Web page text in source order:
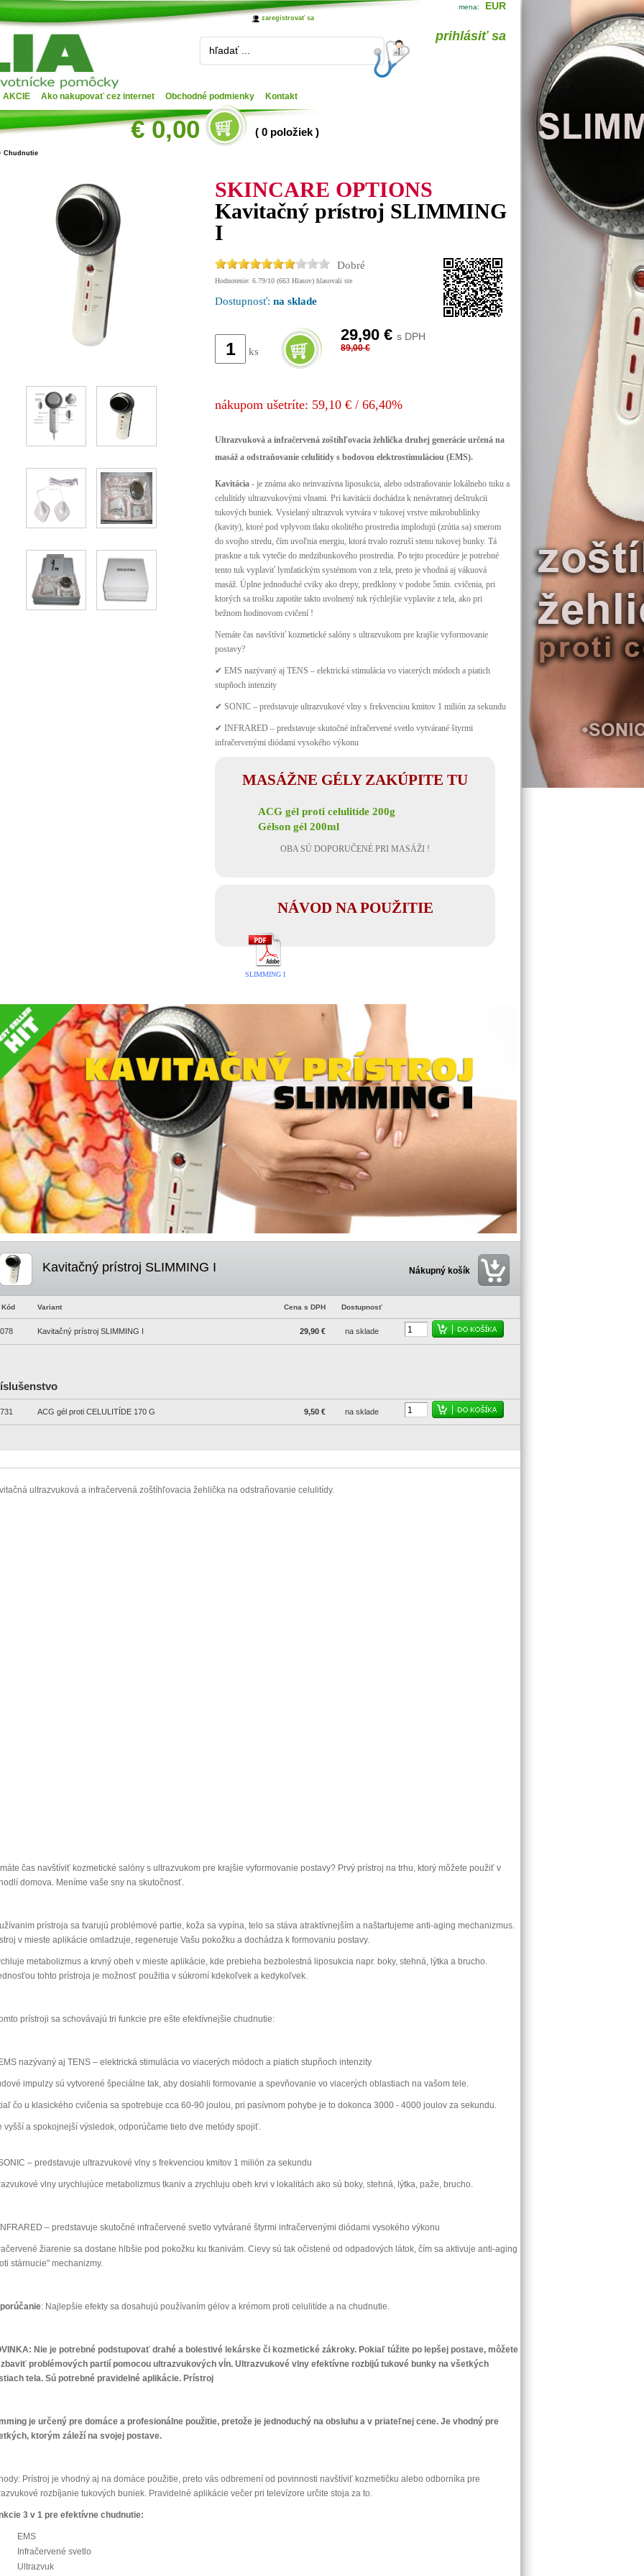
zaregistrovať sa
mena: EUR
prihlásiť sa
AKCIE Ako nakupovať cez internet Obchodné podmienky Kontakt
€ 0,00 ( 0 položiek )
hľadať ...
Chudnutie
SKINCARE OPTIONS
Kavitačný prístroj SLIMMING
I
Dobré
Hodnotenie: 6.79/10 (663 Hlasov) hlasovali ste
Dostupnosť: na sklade
ks
29,90 € s DPH
89,00 €
nákupom ušetríte: 59,10 € / 66,40%
Ultrazvuková a infračervená zoštíhľovacia žehlička druhej generácie určená na
masáž a odstraňovanie celulitídy s bodovou elektrostimuláciou (EMS).
Kavitácia - je známa ako neinvazívna liposukcia, alebo odstraňovanie lokálneho tuku a
celulitídy ultrazvukovými vlnami. Pri kavitácii dochádza k nenávratnej deštrukcii
tukových buniek. Vysielaný ultrazvuk vytvára v tukovej vrstve mikrobublinky
(kavity), ktoré pod vplyvom tlaku okolitého prostredia implodujú (zrútia sa) smerom
do svojho stredu, čím uvoľnia energiu, ktorá trvalo rozruší stenu tukovej bunky. Tá
praskne a tuk vytečie do medzibunkového prostredia. Po tejto procedúre je potrebné
tento tuk vyplaviť lymfatickým systémom von z tela, preto je vhodná aj vákuová
masáž. Úplne jednoduché cviky ako drepy, predklony v podobe 5min. cvičenia, pri
ktorých sa trošku zapotíte takto uvolnený tuk rýchlejšie vyplavíte z tela, ako pri
bežnom hodinovom cvičení !
Nemáte čas navštíviť kozmetické salóny s ultrazvukom pre krajšie vyformovanie
postavy?
✔ EMS nazývaný aj TENS – elektrická stimulácia vo viacerých módoch a piatich
stupňoch intenzity
✔ SONIC – predstavuje ultrazvukové vlny s frekvenciou kmitov 1 milión za sekundu
✔ INFRARED – predstavuje skutočné infračervené svetlo vytvárané štyrmi
infračervenými diódami vysokého výkonu
MASÁŽNE GÉLY ZAKÚPITE TU
ACG gél proti celulitíde 200g
Gélson gél 200ml
OBA SÚ DOPORUČENÉ PRI MASÁŽI !
NÁVOD NA POUŽITIE
SLIMMING I
Kavitačný prístroj SLIMMING I Nákupný košík
Kód Variant Cena s DPH Dostupnosť
Kavitačný prístroj SLIMMING I 29,90 € na sklade
ACG gél proti CELULITÍDE 170 G 9,50 € na sklade
ultrazvuková a infračervená zoštíhľovacia žehlička na odstraňovanie celulitídy.
čas navštíviť kozmetické salóny s ultrazvukom pre krajšie vyformovanie postavy? Prvý prístroj na trhu, ktorý môžete použiť v
domova. Meníme vaše sny na skutočnosť.
prístroja sa tvarujú problémové partie, koža sa vypína, telo sa stáva atraktívnejším a naštartujeme anti-aging mechanizmus.
v mieste aplikácie omladzuje, regeneruje Vašu pokožku a dochádza k formovaniu postavy.
metabolizmus a krvný obeh v mieste aplikácie, kde prebieha bezbolestná liposukcia napr. boky, stehná, lýtka a brucho.
tohto prístroja je možnosť použitia v súkromí kdekoľvek a kedykoľvek.
prístroji sa schovávajú tri funkcie pre ešte efektívnejšie chudnutie:
nazývaný aj TENS – elektrická stimulácia vo viacerých módoch a piatich stupňoch intenzity
impulzy sú vytvorené špeciálne tak, aby dosiahli formovanie a spevňovanie vo viacerých oblastiach na vašom tele.
čo u klasického cvičenia sa spotrebuje cca 60-90 joulou, pri pasívnom pohybe je to dokonca 3000 - 4000 joulov za sekundu.
vyšší a spokojnejší výsledok, odporúčame tieto dve metódy spojiť.
– predstavuje ultrazvukové vlny s frekvenciou kmitov 1 milión za sekundu
vlny urychlujúce metabolizmus tkaniv a zrychluju obeh krvi v lokalitách ako sú boky, stehná, lýtka, paže, brucho.
– predstavuje skutočné infračervené svetlo vytvárané štyrmi infračervenými diódami vysokého výkonu
žiarenie sa dostane hlbšie pod pokožku ku tkanivám. Cievy sú tak očistené od odpadových látok, čím sa aktivuje anti-aging
stárnucie" mechanizmy.
: Najlepšie efekty sa dosahujú používaním gélov a krémom proti celulitíde a na chudnutie.
Nie je potrebné podstupovať drahé a bolestivé lekárske či kozmetické zákroky. Pokiaľ túžite po lepšej postave, môžete
problémových partií pomocou ultrazvukových vĺn. Ultrazvukové vlny efektívne rozbijú tukové bunky na všetkých
tela. Sú potrebné pravidelné aplikácie. Prístroj
je určený pre domáce a profesionálne použitie, pretože je jednoduchý na obsluhu a v priateľnej cene. Je vhodný pre
ktorým záleží na svojej postave.
Prístroj je vhodný aj na domáce použitie, preto vás odbremení od povinnosti navštíviť kozmetičku alebo odborníka pre
rozbíjanie tukových buniek. Pravidelné aplikácie večer pri televízore určite stoja za to.
3 v 1 pre efektívne chudnutie:
EMS
Infračervené svetlo
Ultrazvuk